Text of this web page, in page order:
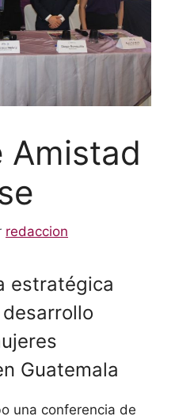
Amistad
redaccion
estratégica
Guatemala
una conferencia de